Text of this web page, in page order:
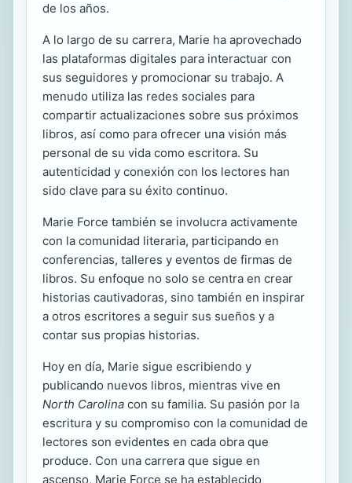
de los años.
A lo largo de su carrera, Marie ha aprovechado
las plataformas digitales para interactuar con
sus seguidores y promocionar su trabajo. A
menudo utiliza las redes sociales para
compartir actualizaciones sobre sus próximos
libros, así como para ofrecer una visión más
personal de su vida como escritora. Su
autenticidad y conexión con los lectores han
sido clave para su éxito continuo.
Marie Force también se involucra activamente
con la comunidad literaria, participando en
conferencias, talleres y eventos de firmas de
libros. Su enfoque no solo se centra en crear
historias cautivadoras, sino también en inspirar
a otros escritores a seguir sus sueños y a
contar sus propias historias.
Hoy en día, Marie sigue escribiendo y
publicando nuevos libros, mientras vive en
North Carolina con su familia. Su pasión por la
escritura y su compromiso con la comunidad de
lectores son evidentes en cada obra que
produce. Con una carrera que sigue en
ascenso, Marie Force se ha establecido